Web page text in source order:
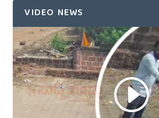
VIDEO NEWS